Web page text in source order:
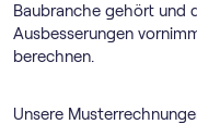
Baubranche gehört und
Ausbesserungen
berechnen.
Unsere